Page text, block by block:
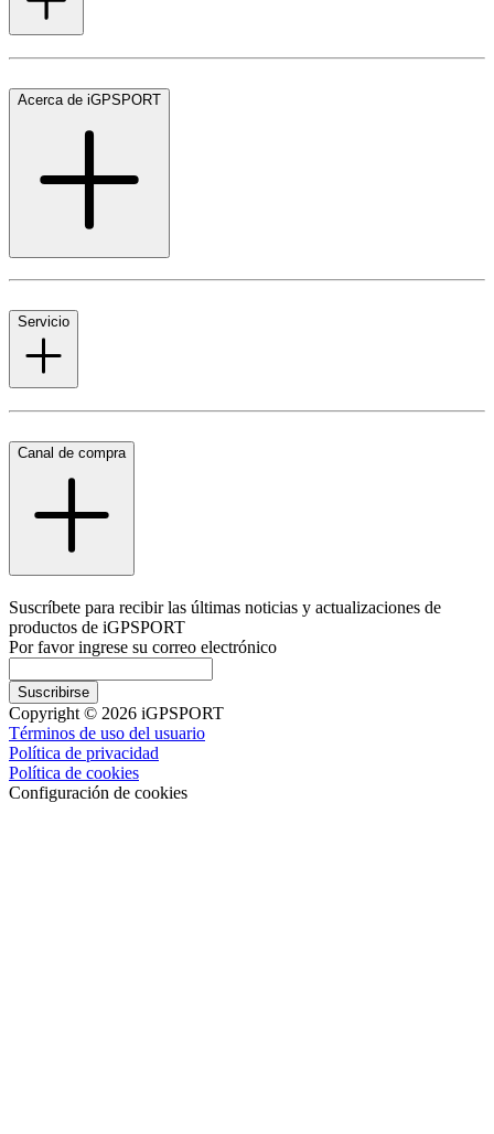
Acerca de iGPSPORT
Servicio
Canal de compra
Suscríbete para recibir las últimas noticias y actualizaciones de
productos de iGPSPORT
Por favor ingrese su correo electrónico
Suscribirse
Copyright © 2026 iGPSPORT
Términos de uso del usuario
Política de privacidad
Política de cookies
Configuración de cookies